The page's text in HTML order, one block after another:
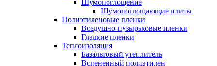
Шумопоглощение
Шумопоглощающие плиты
Полиэтиленовые пленки
Воздушно-пузырьковые пленки
Гладкие пленки
Теплоизоляция
Базальтовый утеплитель
Вспененный полиэтилен